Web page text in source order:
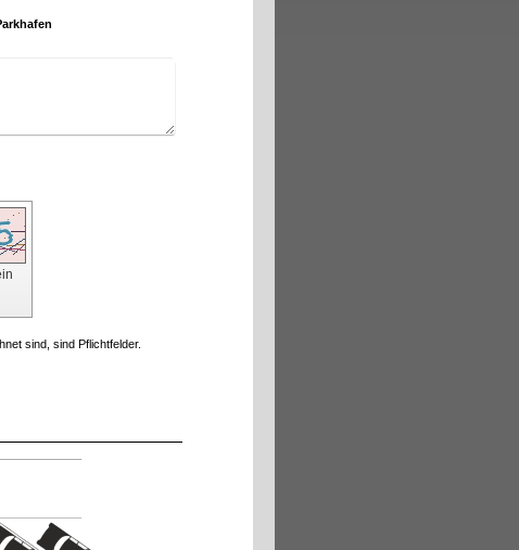
sind, sind Pflichtfelder.